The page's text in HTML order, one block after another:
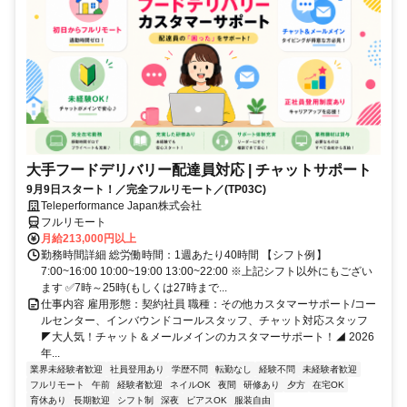
大手フードデリバリー配達員対応 | チャットサポート
9月9日スタート！／完全フルリモート／(TP03C)
Teleperformance Japan株式会社
フルリモート
月給213,000円以上
勤務時間詳細 総労働時間：1週あたり40時間 【シフト例】
7:00~16:00 10:00~19:00 13:00~22:00 ※上記シフト以外にもござい
ます ✅7時～25時(もしくは27時まで...
仕事内容 雇用形態：契約社員 職種：その他カスタマーサポート/コー
ルセンター、インバウンドコールスタッフ、チャット対応スタッフ
◤大人気！チャット＆メールメインのカスタマーサポート！◢ 2026
年...
業界未経験者歓迎 社員登用あり 学歴不問 転勤なし 経験不問
未経験者歓迎
フルリモート
午前 経験者歓迎 ネイルOK 夜間 研修あり 夕方
在宅OK
育休あり
長期歓迎 シフト制 深夜 ピアスOK 服装自由